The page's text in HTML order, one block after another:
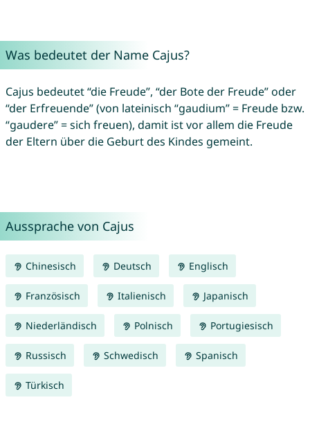
Was bedeutet der Name Cajus?
Cajus bedeutet “die Freude”, “der Bote der Freude” oder
“der Erfreuende” (von lateinisch “gaudium” = Freude bzw.
“gaudere” = sich freuen), damit ist vor allem die Freude
der Eltern über die Geburt des Kindes gemeint.
Aussprache von Cajus
Chinesisch Deutsch Englisch
Französisch Italienisch Japanisch
Niederländisch Polnisch Portugiesisch
Russisch Schwedisch Spanisch
Türkisch